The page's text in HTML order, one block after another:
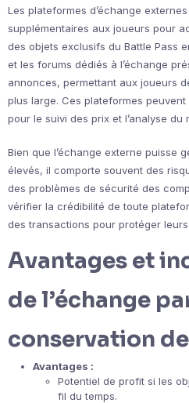
Les plateformes d’échange
supplémentaires aux joueurs pour
des objets exclusifs du Battle Pass
et les forums dédiés à l’échange
annonces, permettant aux joueurs
plus large. Ces plateformes
pour le suivi des prix et l’analyse du
Bien que l’échange externe puisse
élevés, il comporte souvent des
des problèmes de sécurité des
vérifier la crédibilité de toute
des transactions pour protéger
Avantages et
de l’échange
conservation
Avantages :
Potentiel de profit si les
fil du temps.